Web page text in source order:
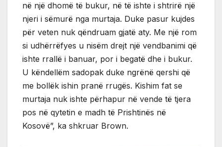
në një dhomë të bukur, në të ishte i shtrirë një
njeri i sëmurë nga murtaja. Duke pasur kujdes
për veten nuk qëndruam gjatë aty. Me një rom
si udhërrëfyes u nisëm drejt një vendbanimi që
ishte rrallë i banuar, por i begatë dhe i bukur.
U këndellëm sadopak duke ngrënë qershi që
me bollëk ishin pranë rrugës. Kishim fat se
murtaja nuk ishte përhapur në vende të tjera
pos në qytetin e madh të Prishtinës në
Kosovë”, ka shkruar Brown.